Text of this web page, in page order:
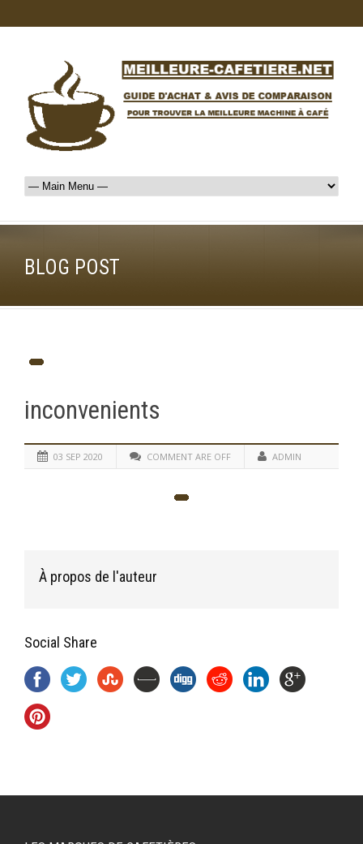
BLOG POST
inconvenients
03 SEP 2020 COMMENT ARE OFF ADMIN
À propos de l'auteur
Social Share